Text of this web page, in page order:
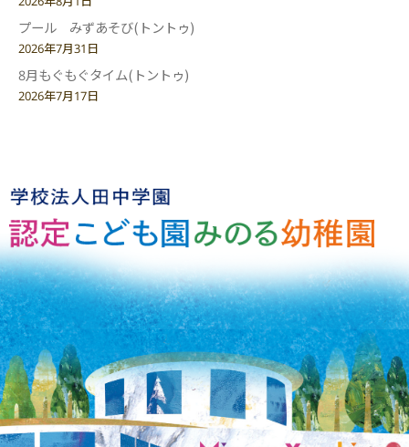
プール みずあそび(トントゥ)
2026年7月31日
8月もぐもぐタイム(トントゥ)
2026年7月17日